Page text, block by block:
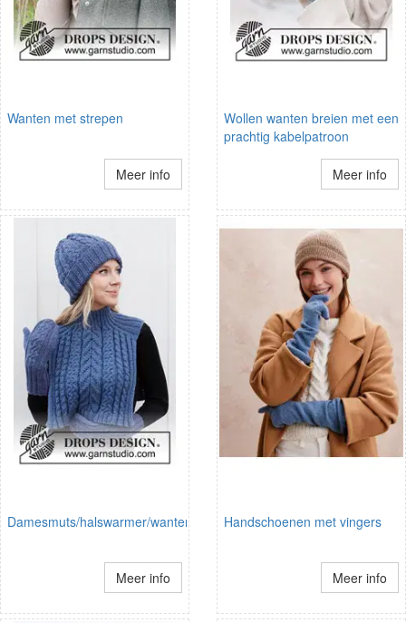
Wanten met strepen
Meer info
Wollen wanten breien met een
prachtig kabelpatroon
Meer info
Damesmuts/halswarmer/wanten
Meer info
Handschoenen met vingers
Meer info